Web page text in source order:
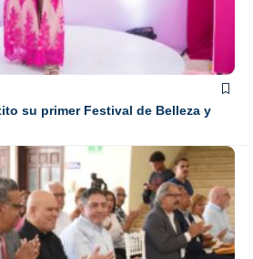
su primer Festival de Belleza y